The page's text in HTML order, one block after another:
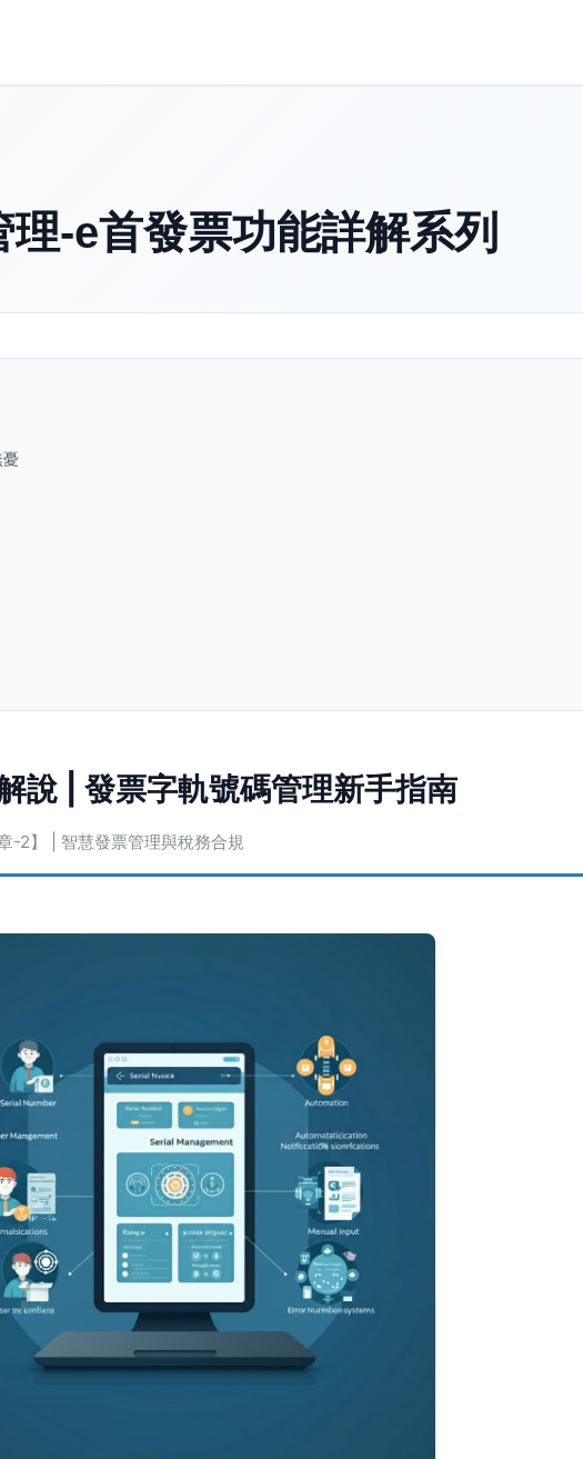
-e首發票功能詳解系列
憂
說 | 發票字軌號碼管理新手指南
-2】 | 智慧發票管理與稅務合規